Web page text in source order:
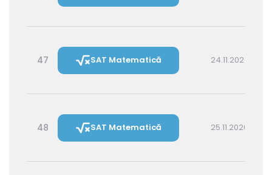
47 SAT Matematică 24.11.2026 16:00
48 SAT Matematică 25.11.2026 14:30